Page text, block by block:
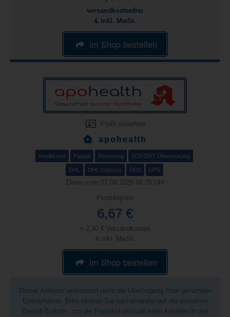
versandkostenfrei
& inkl. MwSt.
im Shop bestellen
Profil einsehen
apohealth
Kreditkarte Paypal Rechnung SOFORT Überweisung
DHL DHL Express DPD UPS
Daten vom 07.08.2026 08:26 Uhr
Produktpreis
6,67 €
+ 2,40 € Versandkosten
& inkl. MwSt.
im Shop bestellen
Dieser Anbieter unterstützt nicht die Übertragung Ihrer gesamten
Einkaufsliste. Bitte klicken Sie nacheinander auf die einzelnen
Bestell-Buttons, um die Produkte manuell beim Anbieter in den